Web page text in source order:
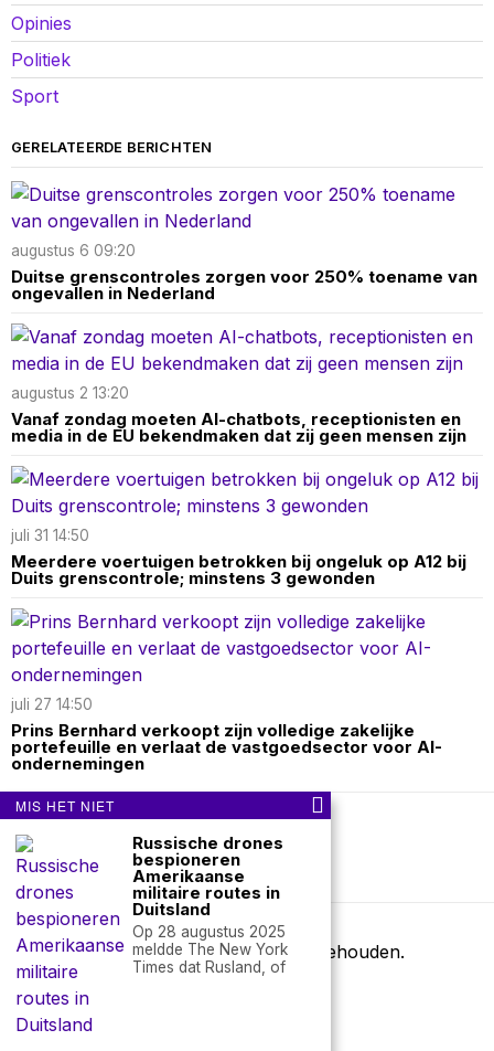
Opinies
Politiek
Sport
GERELATEERDE BERICHTEN
augustus 6 09:20
Duitse grenscontroles zorgen voor 250% toename van
ongevallen in Nederland
augustus 2 13:20
Vanaf zondag moeten AI-chatbots, receptionisten en
media in de EU bekendmaken dat zij geen mensen zijn
juli 31 14:50
Meerdere voertuigen betrokken bij ongeluk op A12 bij
Duits grenscontrole; minstens 3 gewonden
juli 27 14:50
Prins Bernhard verkoopt zijn volledige zakelijke
portefeuille en verlaat de vastgoedsector voor AI-
ondernemingen
Over ons Contact
nieuwsimpuls.online
©2026- Alle rechten voorbehouden.
nieuwsimpuls.online
MIS HET NIET
Russische drones
bespioneren
Amerikaanse
militaire routes in
Duitsland
Op 28 augustus 2025
meldde The New York
Times dat Rusland, of